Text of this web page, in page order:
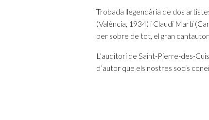
Trobada llegendària de dos
(València, 1934) i Claudi Martí
per sobre de tot, el gran cantautor
L’auditori de Saint-Pierre-des-
d’autor que els nostres socis